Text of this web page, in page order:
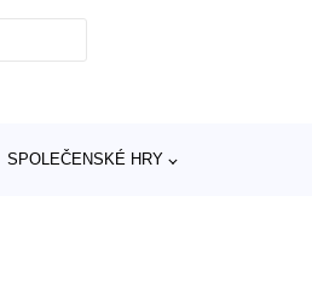
SPOLEČENSKÉ HRY